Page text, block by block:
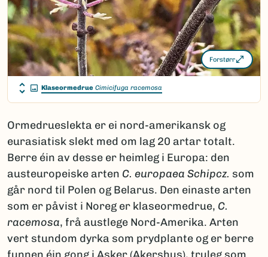
Forstørr
Klaseormedrue Cimicifuga racemosa
Ormedrueslekta er ei nord-amerikansk og
eurasiatisk slekt med om lag 20 artar totalt.
Berre éin av desse er heimleg i Europa: den
austeuropeiske arten C. europaea Schipcz. som
går nord til Polen og Belarus. Den einaste arten
som er påvist i Noreg er klaseormedrue, C.
racemosa, frå austlege Nord-Amerika. Arten
vert stundom dyrka som prydplante og er berre